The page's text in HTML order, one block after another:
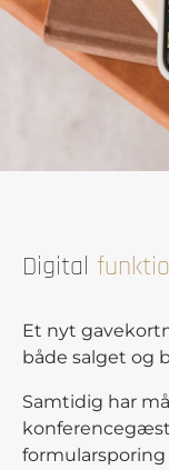
Digital
Et nyt
både salget og
Samtidig har